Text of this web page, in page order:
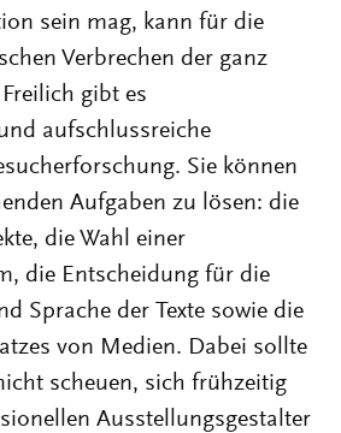
sein mag, kann für die
Verbrechen der ganz
gibt es
aufschlussreiche
Sie können
Aufgaben zu lösen: die
die Wahl einer
die Entscheidung für die
Sprache der Texte sowie die
von Medien. Dabei sollte
scheuen, sich frühzeitig
Ausstellungsgestalter